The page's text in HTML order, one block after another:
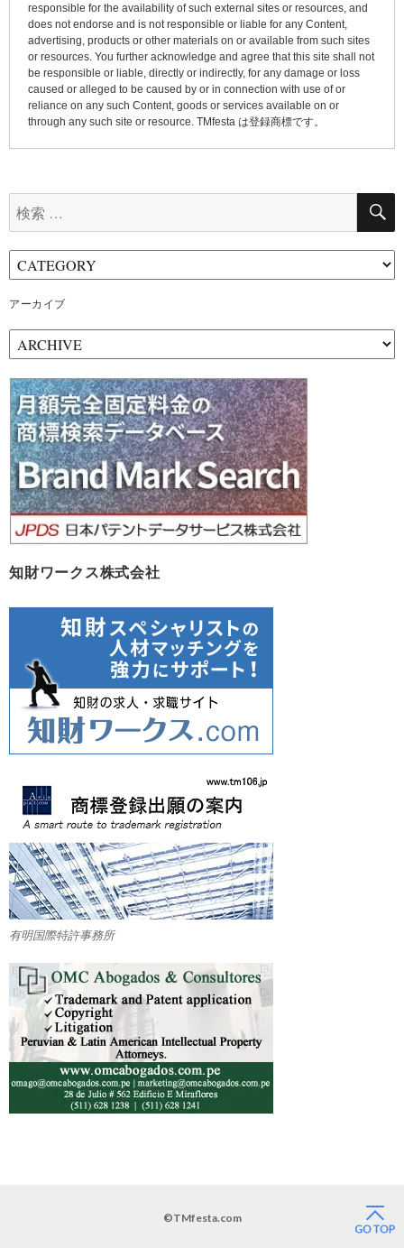
responsible for the availability of such external sites or resources, and
does not endorse and is not responsible or liable for any Content,
advertising, products or other materials on or available from such sites
or resources. You further acknowledge and agree that this site shall not
be responsible or liable, directly or indirectly, for any damage or loss
caused or alleged to be caused by or in connection with use of or
reliance on any such Content, goods or services available on or
through any such site or resource. TMfesta は登録商標です。
索:
アーカイブ
ー
カ
イ
ブ
知財ワークス株式会社
有明国際特許事務所
©TMfesta.com